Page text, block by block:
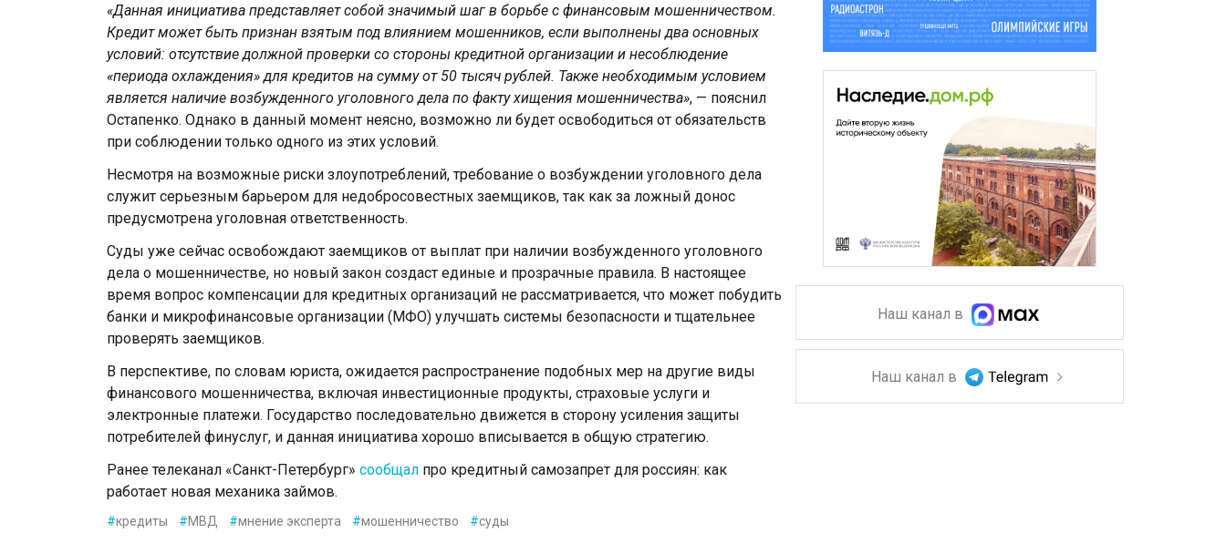
«Данная инициатива представляет собой значимый шаг в борьбе с финансовым мошенничеством.
Кредит может быть признан взятым под влиянием мошенников, если выполнены два основных
условий: отсутствие должной проверки со стороны кредитной организации и несоблюдение
«периода охлаждения» для кредитов на сумму от 50 тысяч рублей. Также необходимым условием
является наличие возбужденного уголовного дела по факту хищения мошенничества», — пояснил
Остапенко. Однако в данный момент неясно, возможно ли будет освободиться от обязательств
при соблюдении только одного из этих условий.
Несмотря на возможные риски злоупотреблений, требование о возбуждении уголовного дела
служит серьезным барьером для недобросовестных заемщиков, так как за ложный донос
предусмотрена уголовная ответственность.
Суды уже сейчас освобождают заемщиков от выплат при наличии возбужденного уголовного
дела о мошенничестве, но новый закон создаст единые и прозрачные правила. В настоящее
время вопрос компенсации для кредитных организаций не рассматривается, что может побудить
банки и микрофинансовые организации (МФО) улучшать системы безопасности и тщательнее
проверять заемщиков.
В перспективе, по словам юриста, ожидается распространение подобных мер на другие виды
финансового мошенничества, включая инвестиционные продукты, страховые услуги и
электронные платежи. Государство последовательно движется в сторону усиления защиты
потребителей финуслуг, и данная инициатива хорошо вписывается в общую стратегию.
Ранее телеканал «Санкт-Петербург» сообщал про кредитный самозапрет для россиян: как
работает новая механика займов.
#кредиты #МВД #мнение эксперта #мошенничество #суды
Наш канал в
Наш канал в